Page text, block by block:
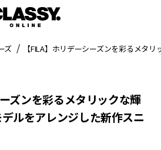
ズ 【FILA】ホリデーシーズンを彩るメタ
ーズンを彩るメタリックな輝
デルをアレンジした新作スニ